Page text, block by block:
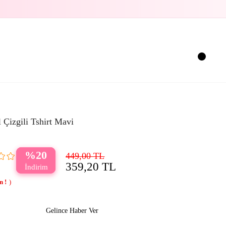
Çizgili Tshirt Mavi
20 449,00 TL
359,20 TL
Gelince Haber Ver